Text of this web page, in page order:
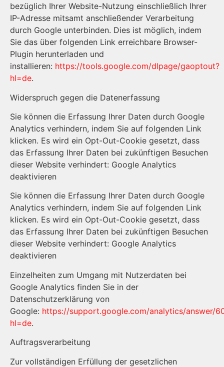
bezüglich Ihrer Website-Nutzung einschließlich Ihrer
IP-Adresse mitsamt anschließender Verarbeitung
durch Google unterbinden. Dies ist möglich, indem
Sie das über folgenden Link erreichbare Browser-
Plugin herunterladen und
installieren: https://tools.google.com/dlpage/gaoptout?
hl=de.
Widerspruch gegen die Datenerfassung
Sie können die Erfassung Ihrer Daten durch Google
Analytics verhindern, indem Sie auf folgenden Link
klicken. Es wird ein Opt-Out-Cookie gesetzt, dass
das Erfassung Ihrer Daten bei zukünftigen Besuchen
dieser Website verhindert: Google Analytics
deaktivieren
Sie können die Erfassung Ihrer Daten durch Google
Analytics verhindern, indem Sie auf folgenden Link
klicken. Es wird ein Opt-Out-Cookie gesetzt, dass
das Erfassung Ihrer Daten bei zukünftigen Besuchen
dieser Website verhindert: Google Analytics
deaktivieren
Einzelheiten zum Umgang mit Nutzerdaten bei
Google Analytics finden Sie in der
Datenschutzerklärung von
Google: https://support.google.com/analytics/answer/
hl=de.
Auftragsverarbeitung
Zur vollständigen Erfüllung der gesetzlichen